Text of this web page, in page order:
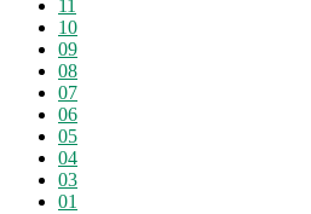
11
10
09
08
07
06
05
04
03
01